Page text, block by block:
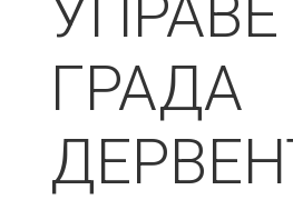
УПРАВЕ
ГРАДА